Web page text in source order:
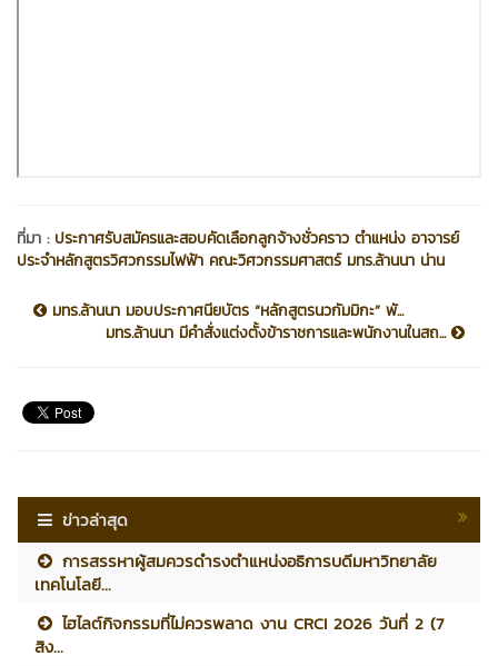
ที่มา : ประกาศรับสมัครและสอบคัดเลือกลูกจ้างชั่วคราว ตำแหน่ง อาจารย์
ประจำหลักสูตรวิศวกรรมไฟฟ้า คณะวิศวกรรมศาสตร์ มทร.ล้านนา น่าน
มทร.ล้านนา มอบประกาศนียบัตร “หลักสูตรนวกัมมิกะ” พั...
มทร.ล้านนา มีคำสั่งแต่งตั้งข้าราชการและพนักงานในสถ...
ข่าวล่าสุด
การสรรหาผู้สมควรดำรงตำแหน่งอธิการบดีมหาวิทยาลัย
เทคโนโลยี...
ไฮไลต์กิจกรรมที่ไม่ควรพลาด งาน CRCI 2026 วันที่ 2 (7
สิง...